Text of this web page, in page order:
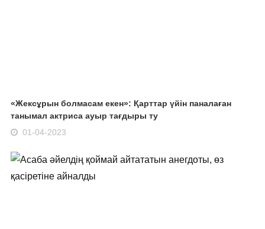
«Жексұрын болмасам екен»: Қарттар үйін паналаған
танымал актриса ауыр тағдыры ту
01-04-2023